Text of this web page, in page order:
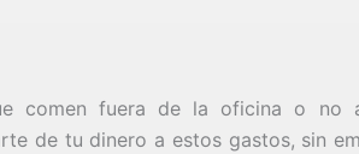
comen fuera de la oficina o no
de tu dinero a estos gastos, sin